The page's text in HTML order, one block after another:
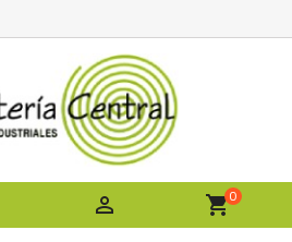
 shopping_cart0